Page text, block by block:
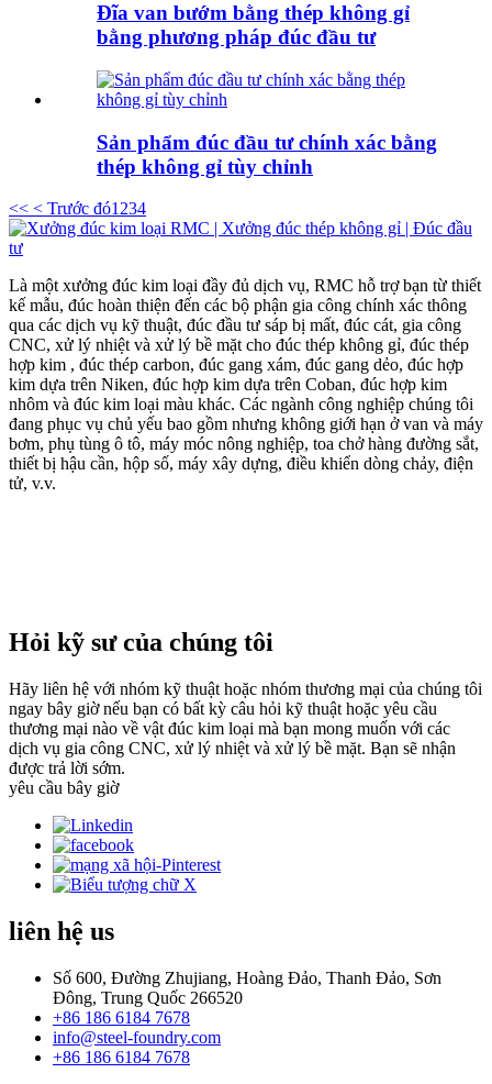
Đĩa van bướm bằng thép không gỉ
bằng phương pháp đúc đầu tư
Sản phẩm đúc đầu tư chính xác bằng
thép không gỉ tùy chỉnh
<< < Trước đó1234
Là một xưởng đúc kim loại đầy đủ dịch vụ, RMC hỗ trợ bạn từ thiết
kế mẫu, đúc hoàn thiện đến các bộ phận gia công chính xác thông
qua các dịch vụ kỹ thuật, đúc đầu tư sáp bị mất, đúc cát, gia công
CNC, xử lý nhiệt và xử lý bề mặt cho đúc thép không gỉ, đúc thép
hợp kim , đúc thép carbon, đúc gang xám, đúc gang dẻo, đúc hợp
kim dựa trên Niken, đúc hợp kim dựa trên Coban, đúc hợp kim
nhôm và đúc kim loại màu khác. Các ngành công nghiệp chúng tôi
đang phục vụ chủ yếu bao gồm nhưng không giới hạn ở van và máy
bơm, phụ tùng ô tô, máy móc nông nghiệp, toa chở hàng đường sắt,
thiết bị hậu cần, hộp số, máy xây dựng, điều khiển dòng chảy, điện
tử, v.v.
Hỏi kỹ sư của chúng tôi
Hãy liên hệ với nhóm kỹ thuật hoặc nhóm thương mại của chúng tôi
ngay bây giờ nếu bạn có bất kỳ câu hỏi kỹ thuật hoặc yêu cầu
thương mại nào về vật đúc kim loại mà bạn mong muốn với các
dịch vụ gia công CNC, xử lý nhiệt và xử lý bề mặt. Bạn sẽ nhận
được trả lời sớm.
yêu cầu bây giờ
liên hệ us
Số 600, Đường Zhujiang, Hoàng Đảo, Thanh Đảo, Sơn
Đông, Trung Quốc 266520
+86 186 6184 7678
info@steel-foundry.com
+86 186 6184 7678